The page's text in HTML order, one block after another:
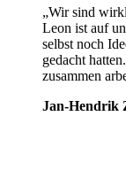
„Wir sind
Leon ist auf
selbst noch
gedacht
zusammen
Jan-Hendrik